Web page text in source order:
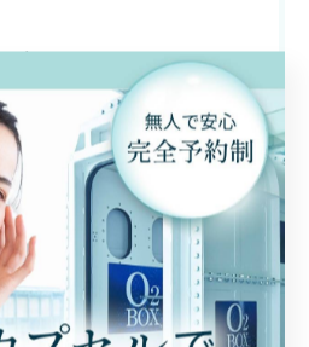
ト
投稿 Recent Posts
2026/01/13